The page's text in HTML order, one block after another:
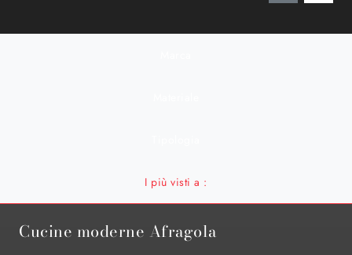
I più visti a :
Cucine moderne Afragola